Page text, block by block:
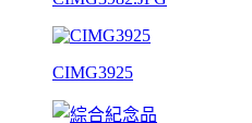
CIMG3925